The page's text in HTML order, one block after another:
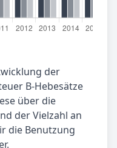
der
B-Hebesätze
über die
der Vielzahl an
die Benutzung